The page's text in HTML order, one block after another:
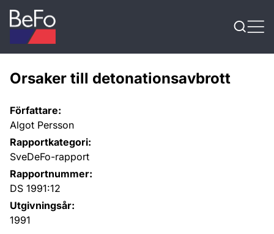
Skip to content
Orsaker till detonationsavbrott
Författare:
Algot Persson
Rapportkategori:
SveDeFo-rapport
Rapportnummer:
DS 1991:12
Utgivningsår:
1991